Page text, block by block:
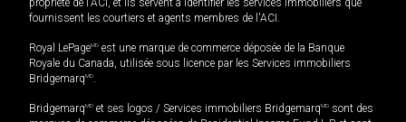
propriété de l'ACI, et ils servent à identifier les services immobiliers que
fournissent les courtiers et agents membres de l'ACI.
Royal LePageMD est une marque de commerce déposée de la Banque
Royale du Canada, utilisée sous licence par les Services immobiliers
BridgemarqMD.
BridgemarqMD et ses logos / Services immobiliers BridgemarqMD sont des